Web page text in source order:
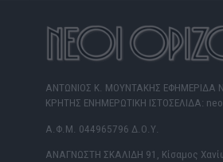
ΑΝΤΩΝΙΟΣ Κ. ΜΟΥΝΤΑΚΗΣ ΕΦΗΜΕΡΙΔΑ
ΚΡΗΤΗΣ ΕΝΗΜΕΡΩΤΙΚΗ ΙΣΤΟΣΕΛΙΔΑ:
Α.Φ.Μ. 044965796 Δ.Ο.Υ.
ΑΝΑΓΝΩΣΤΗ ΣΚΑΛΙΔΗ 91, Κίσαμος